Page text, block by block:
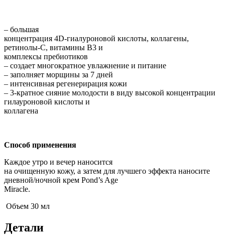
– большая
концентрация 4D-гиалуроновой кислоты, коллагены,
ретинолы-C, витамины B3 и
комплексы пребиотиков
– создает многократное увлажнение и питание
– заполняет морщины за 7 дней
– интенсивная регенерирация кожи
– 3-кратное сияние молодости в виду высокой концентрации
гилауроновой кислоты и
коллагена
Способ применения
Каждое утро и вечер наносится
на очищенную кожу, а затем для лучшего эффекта наносите
дневной/ночной крем Pond’s Age
Miracle.
Объем 30 мл
Детали